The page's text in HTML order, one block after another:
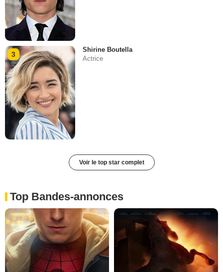
3
Shirine Boutella
Actrice
Voir le top star complet
Top Bandes-annonces